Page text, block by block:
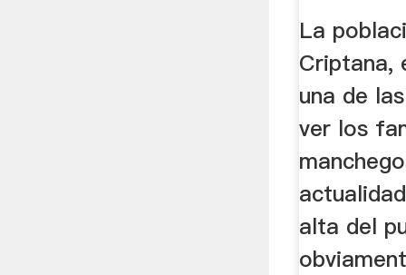
Viaje
La
Criptana,
una de
ver los
alta del